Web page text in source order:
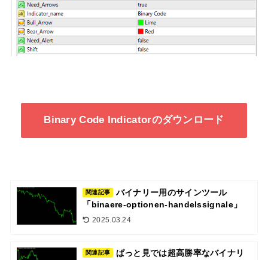
Binary Code Indicatorのダウンロード
関連記事
バイナリー用のサインツール
「binaere-optionen-handelssignale」
2025.03.24
関連記事
ぱっと見では超高勝率なバイナリ